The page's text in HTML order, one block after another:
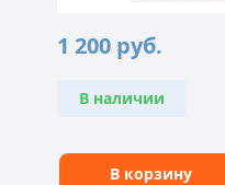
1 200 руб.
В наличии
В корзину